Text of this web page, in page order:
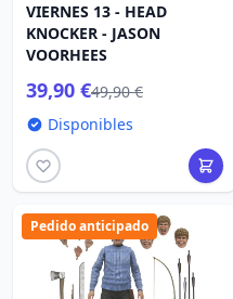
VIERNES 13 - HEAD
KNOCKER - JASON
VOORHEES
39,90 €49,90 €
Disponibles
Pedido anticipado